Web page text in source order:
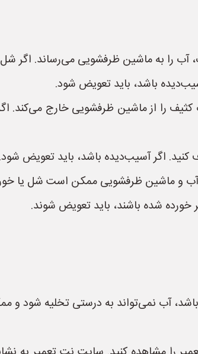
را به ماشین ظرفشویی می‌رساند. اگر
باشد، باید تعویض شود.
را از ماشین ظرفشویی خارج می‌کند.
اگر آسیب‌دیده باشد، باید تعویض شود.
و ماشین ظرفشویی ممکن است شل یا
خورده شده باشند، باید تعویض شوند.
آب نمی‌تواند به درستی تخلیه شود و